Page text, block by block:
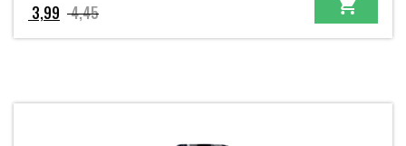
4,45Oorspronkelijke
prijs
3,99
Huidige
prijs